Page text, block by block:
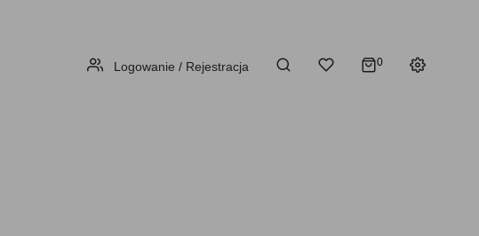
Logowanie / Rejestracja 0